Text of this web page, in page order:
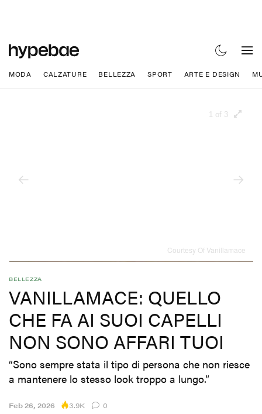
MODA CALZATURE BELLEZZA SPORT ARTE E DESIGN
1 of 3
Courtesy Of Vanillamace
BELLEZZA
VANILLAMACE: QUELLO
CHE FA AI SUOI CAPELLI
NON SONO AFFARI TUOI
“Sono sempre stata il tipo di persona che non riesce
a mantenere lo stesso look troppo a lungo.”
Feb 26, 2026 3.9K 0